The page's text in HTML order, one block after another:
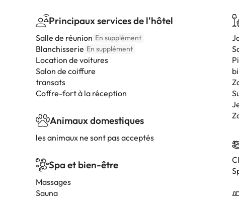
Principaux services de l'hôtel
Salle de réunion En supplément
Blanchisserie En supplément
Location de voitures
Salon de coiffure
transats
Coffre-fort à la réception
Animaux domestiques
les animaux ne sont pas acceptés
Spa et bien-être
Massages
Sauna